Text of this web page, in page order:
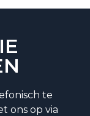
te
ons op via